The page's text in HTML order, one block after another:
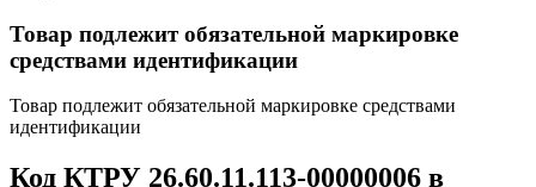
Товар подлежит обязательной маркировке
средствами идентификации
Товар подлежит обязательной маркировке средствами
идентификации
Код КТРУ 26.60.11.113-00000006 в